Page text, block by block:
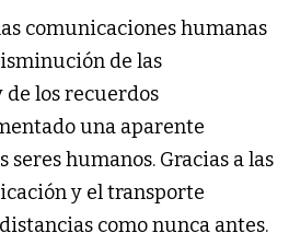
comunicaciones humanas
de las
de los recuerdos
una aparente
seres humanos. Gracias a las
y el transporte
como nunca antes.